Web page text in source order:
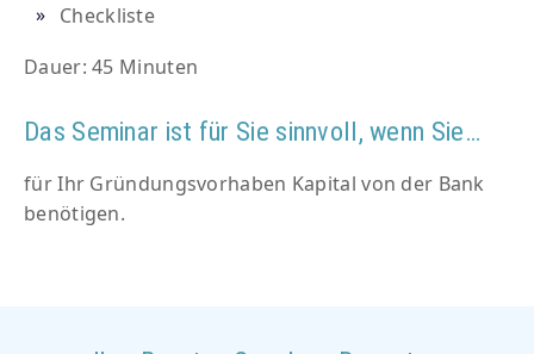
Checkliste
Dauer: 45 Minuten
Das Seminar ist für Sie sinnvoll, wenn Sie…
für Ihr Gründungsvorhaben Kapital von der Bank
benötigen.